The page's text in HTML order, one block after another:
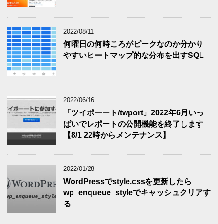
2022/08/11
何曜日の何時ころがピークなのか分かり
やすいヒートマップ的な分布を出すSQL
2022/06/16
「ツイポーート/twport」2022年6月いっ
ぱいでレポートの公開機能を終了します
【8/1 22時からメンテナンス】
2022/01/28
WordPressでstyle.cssを更新したら
wp_enqueue_styleでキャッシュクリアす
る